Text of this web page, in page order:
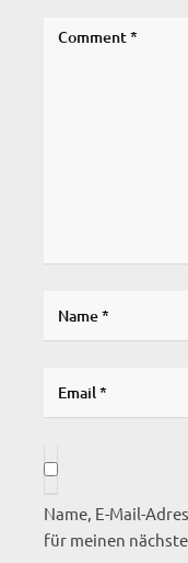
Name, E-Mail-
für meinen